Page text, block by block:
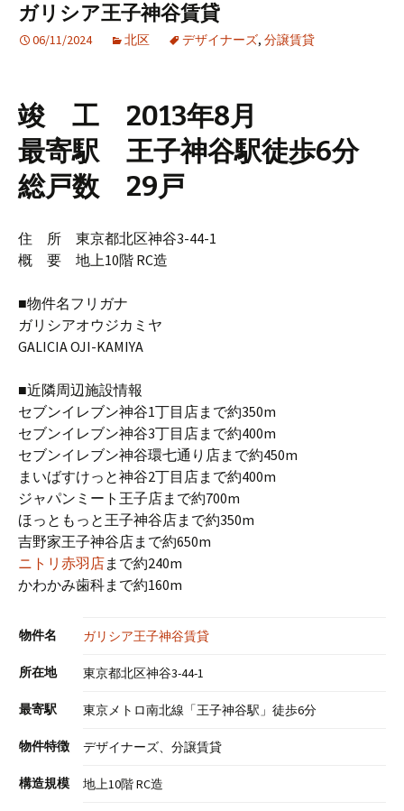
ガリシア王子神谷賃貸
06/11/2024 北区 デザイナーズ, 分譲賃貸
竣 工 2013年8月
最寄駅 王子神谷駅徒歩6分
総戸数 29戸
住 所 東京都北区神谷3-44-1
概 要 地上10階 RC造
■物件名フリガナ
ガリシアオウジカミヤ
GALICIA OJI-KAMIYA
■近隣周辺施設情報
セブンイレブン神谷1丁目店まで約350m
セブンイレブン神谷3丁目店まで約400m
セブンイレブン神谷環七通り店まで約450m
まいばすけっと神谷2丁目店まで約400m
ジャパンミート王子店まで約700m
ほっともっと王子神谷店まで約350m
吉野家王子神谷店まで約650m
ニトリ赤羽店まで約240m
かわかみ歯科まで約160m
物件名 ガリシア王子神谷賃貸
所在地 東京都北区神谷3-44-1
最寄駅 東京メトロ南北線「王子神谷駅」徒歩6分
物件特徴 デザイナーズ、分譲賃貸
構造規模 地上10階 RC造